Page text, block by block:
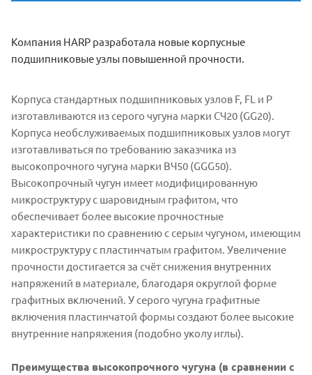
Компания HARP разработала новые корпусные
подшипниковые узлы повышенной прочности.
Корпуса стандартных подшипниковых узлов F, FL и P
изготавливаются из серого чугуна марки СЧ20 (GG20).
Корпуса необслуживаемых подшипниковых узлов могут
изготавливаться по требованию заказчика из
высокопрочного чугуна марки ВЧ50 (GGG50).
Высокопрочный чугун имеет модифицированную
микроструктуру с шаровидным графитом, что
обеспечивает более высокие прочностные
характеристики по сравнению с серым чугуном, имеющим
микроструктуру с пластинчатым графитом. Увеличение
прочности достигается за счёт снижения внутренних
напряжений в материале, благодаря округлой форме
графитных включений. У серого чугуна графитные
включения пластинчатой формы создают более высокие
внутренние напряжения (подобно уколу иглы).
Преимущества высокопрочного чугуна (в сравнении с